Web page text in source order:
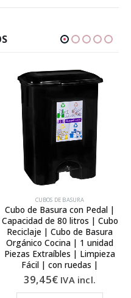
CUBOS DE BASURA
Cubo de Basura con Pedal |
Capacidad de 80 litros | Cubo
Reciclaje | Cubo de Basura
Orgánico Cocina | 1 unidad
Piezas Extraíbles | Limpieza
Fácil | con ruedas |
39,45€ IVA incl.
Este producto tiene múltiples variantes. Las opciones se pueden elegir en